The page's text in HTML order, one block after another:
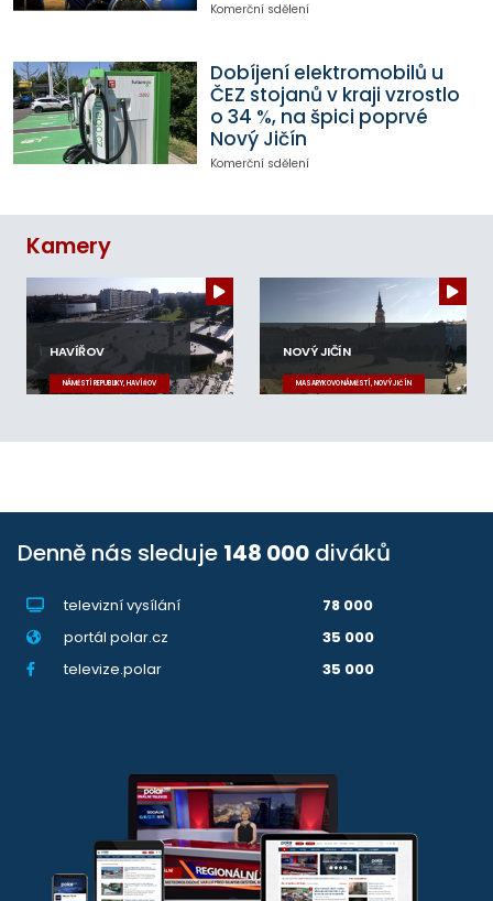
Komerční sdělení
Dobíjení elektromobilů u
ČEZ stojanů v kraji vzrostlo
o 34 %, na špici poprvé
Nový Jičín
Komerční sdělení
Kamery
HAVÍŘOV
NÁMĚSTÍ REPUBLIKY, HAVÍŘOV
NOVÝ JIČÍN
MASARYKOVO NÁMĚSTÍ, NOVÝ JIČÍN
Denně nás sleduje 148 000 diváků
televizní vysílání
78 000
portál polar.cz
35 000
televize.polar
35 000